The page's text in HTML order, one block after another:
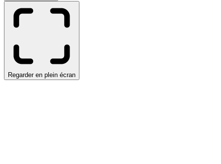
Regarder en plein écran